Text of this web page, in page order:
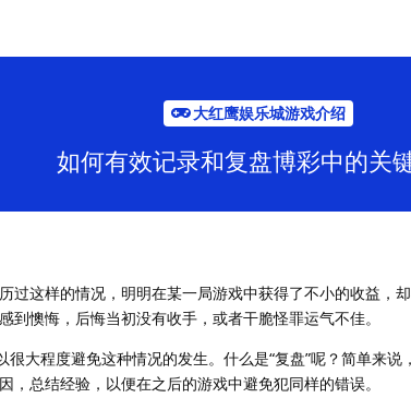
大红鹰娱乐城游戏介绍
如何有效记录和复盘博彩中的关
过这样的情况，明明在某一局游戏中获得了不小的收益，
到懊悔，后悔当初没有收手，或者干脆怪罪运气不佳。
很大程度避免这种情况的发生。什么是“复盘”呢？简单来
，总结经验，以便在之后的游戏中避免犯同样的错误。